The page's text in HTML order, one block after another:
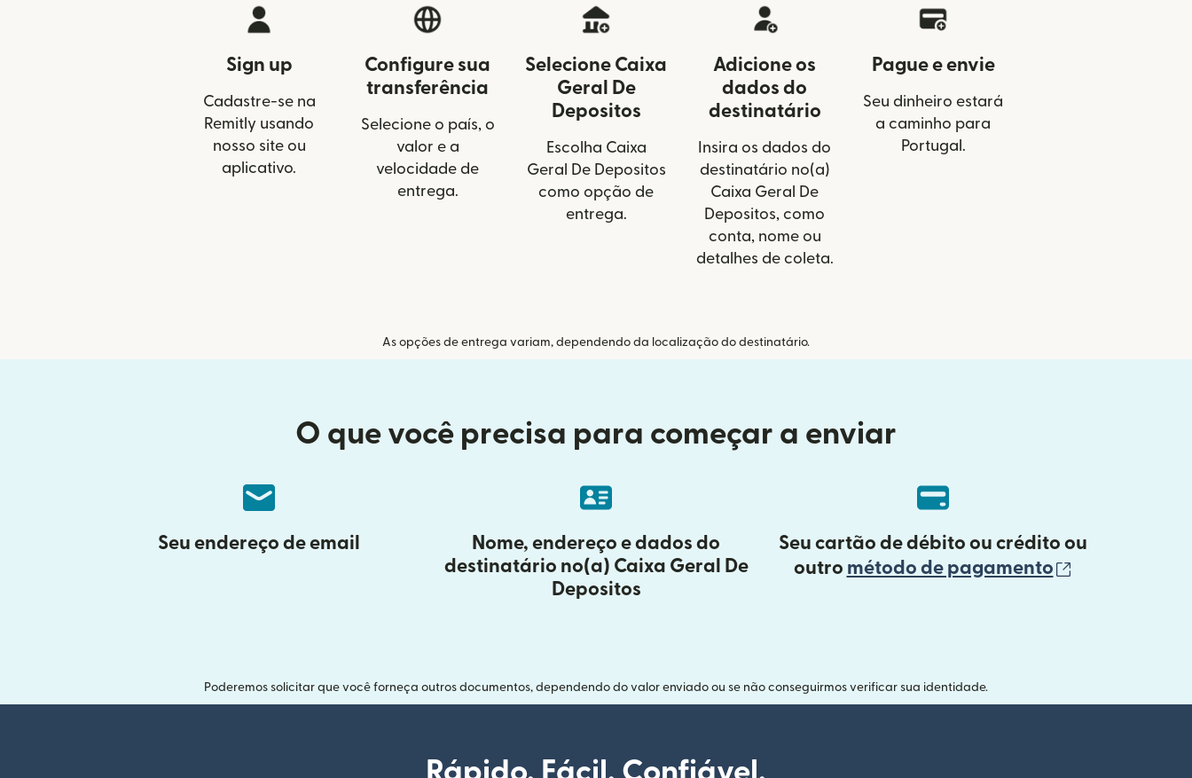
Sign up
Cadastre-se na
Remitly usando
nosso site ou
aplicativo.
Configure sua
transferência
Selecione o país, o
valor e a
velocidade de
entrega.
Selecione Caixa
Geral De
Depositos
Escolha Caixa
Geral De Depositos
como opção de
entrega.
Adicione os
dados do
destinatário
Insira os dados do
destinatário no(a)
Caixa Geral De
Depositos, como
conta, nome ou
detalhes de coleta.
Pague e envie
Seu dinheiro estará
a caminho para
Portugal.
As opções de entrega variam, dependendo da localização do destinatário.
O que você precisa para começar a enviar
Seu endereço de email
Nome, endereço e dados do
destinatário no(a) Caixa Geral De
Depositos
Seu cartão de débito ou crédito ou
outro método de pagamento
Poderemos solicitar que você forneça outros documentos, dependendo do valor enviado ou se não conseguirmos verificar sua identidade.